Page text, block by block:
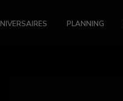
PLANNING